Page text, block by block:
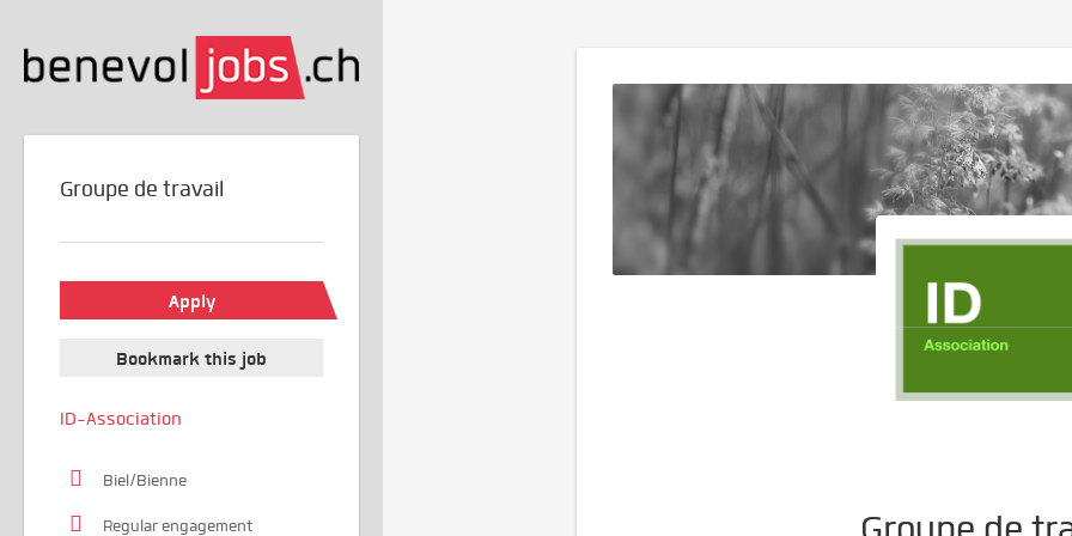
Groupe de travail
Apply
Bookmark this job
ID-Association
Biel/Bienne
Regular engagement